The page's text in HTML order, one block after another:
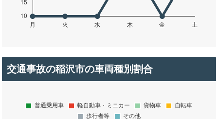
交通事故の稲沢市の車両種別割合